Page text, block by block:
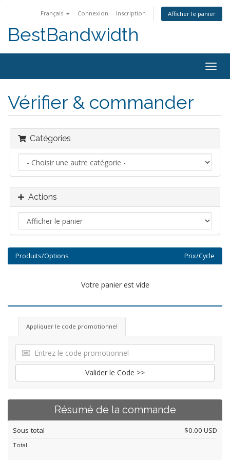
Français Connexion Inscription Afficher le panier
BestBandwidth
la
Vérifier & commander
Catégories
Actions
Produits/Options Prix/Cycle
Votre panier est vide
Appliquer le code promotionnel
Valider le Code >>
Résumé de la commande
Sous-total $0.00 USD
Total